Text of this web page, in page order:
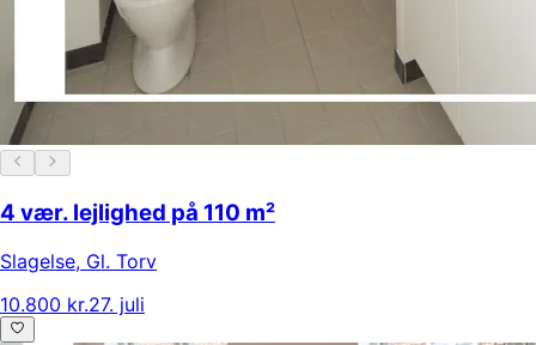
4 vær. lejlighed på 110 m²
Slagelse, Gl. Torv
10.800 kr.27. juli